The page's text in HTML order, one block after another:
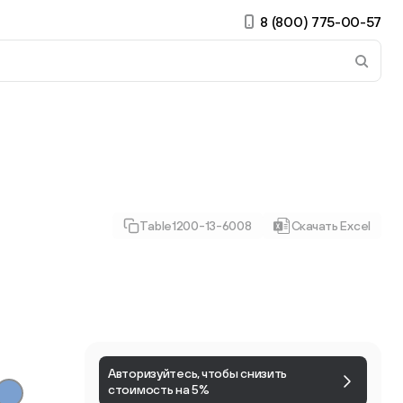
8 (800) 775-00-57
Table1200-13-6008 Скачать Excel
Авторизуйтесь, чтобы снизить
стоимость на 5%